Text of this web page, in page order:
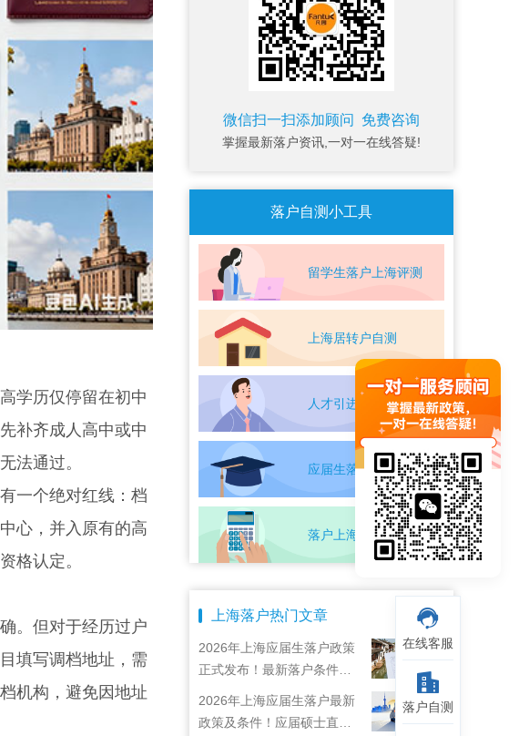
学历仅停留在初中
补齐成人高中或中
法通过。
一个绝对红线：档
心，并入原有的高
格认定。
。但对于经历过户
填写调档地址，需
机构，避免因地址
微信扫一扫添加顾问 免费咨询
掌握最新落户资讯,一对一在线答疑!
落户自测小工具
留学生落户上海评测
上海居转户自测
人才引进落户评测
应届生落户上海自测
落户上海条件自测
上海落户热门文章
2026年上海应届生落户政策
正式发布！最新落户条件及
流程解析！
2026年上海应届生落户最新
政策及条件！应届硕士直接
在线客服
落户自测